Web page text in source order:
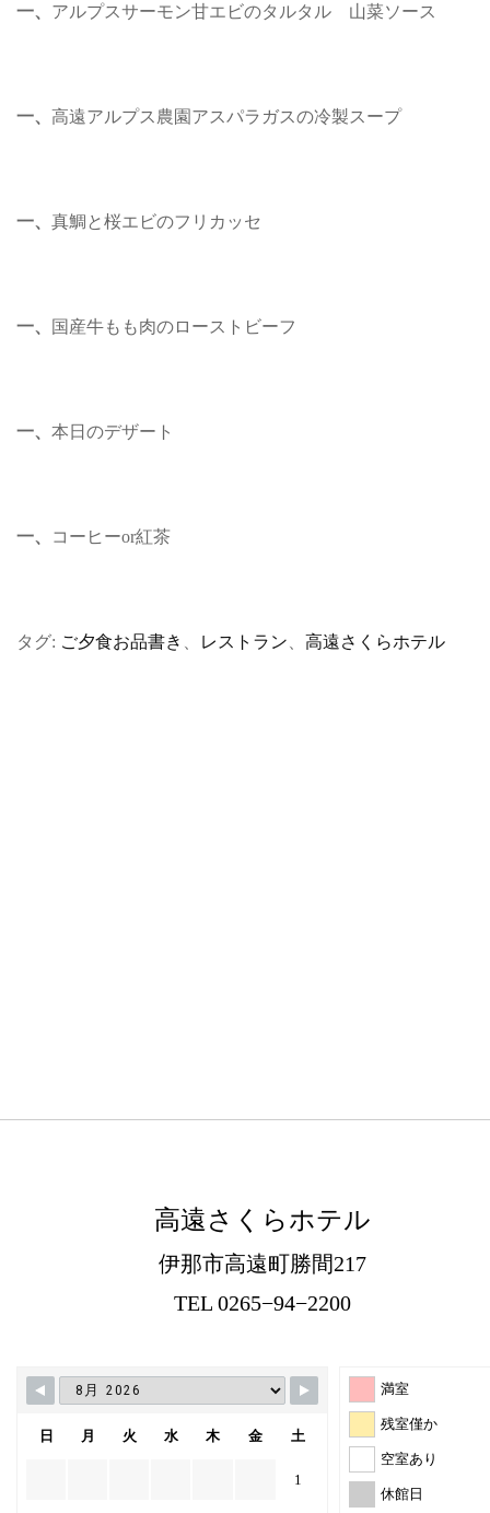
一、 アルプスサーモン甘エビのタルタル 山菜ソース
一、 高遠アルプス農園アスパラガスの冷製スープ
一、 真鯛と桜エビのフリカッセ
一、 国産牛もも肉のローストビーフ
一、 本日のデザート
一、 コーヒーor紅茶
タグ: ご夕食お品書き レストラン 高遠さくらホテル
高遠さくらホテル
伊那市高遠町勝間217
TEL 0265−94−2200
満室
残室僅か
空室あり
休館日
日 月 火 水 木 金 土
1